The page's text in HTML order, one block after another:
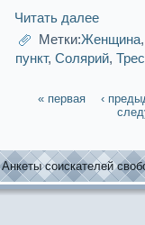
Читать далее
Метки:Женщина
пункт, Солярий,
« первая
‹
Анкеты соискaтелей